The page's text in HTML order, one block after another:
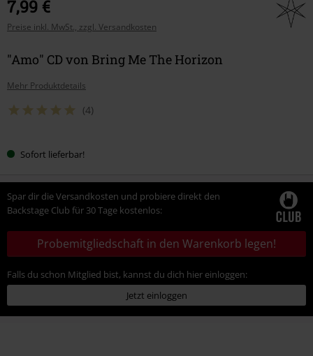
7,99 €
Preise inkl. MwSt., zzgl. Versandkosten
"Amo" CD von Bring Me The Horizon
Mehr Produktdetails
(4)
Sofort lieferbar!
Spar dir die Versandkosten und probiere direkt den
Backstage Club für 30 Tage kostenlos:
Probemitgliedschaft in den Warenkorb legen!
Falls du schon Mitglied bist, kannst du dich hier einloggen:
Jetzt einloggen